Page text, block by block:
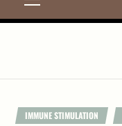
IMMUNE STIMULATION